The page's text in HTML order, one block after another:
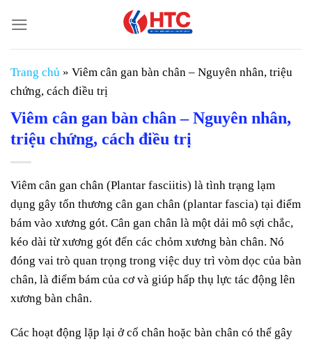
đến
nội
dung
Trang chủ » Viêm cân gan bàn chân – Nguyên nhân, triệu
chứng, cách điều trị
Viêm cân gan bàn chân – Nguyên nhân,
triệu chứng, cách điều trị
Viêm cân gan chân (Plantar fasciitis) là tình trạng lạm
dụng gây tổn thương cân gan chân (plantar fascia) tại điểm
bám vào xương gót. Cân gan chân là một dải mô sợi chắc,
kéo dài từ xương gót đến các chỏm xương bàn chân. Nó
đóng vai trò quan trọng trong việc duy trì vòm dọc của bàn
chân, là điểm bám của cơ và giúp hấp thụ lực tác động lên
xương bàn chân.
Các hoạt động lặp lại ở cổ chân hoặc bàn chân có thể gây